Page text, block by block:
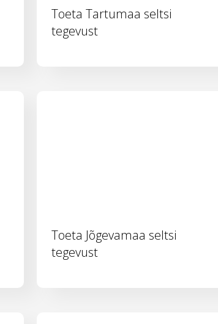
Toeta Tartumaa seltsi
tegevust
Toeta Jõgevamaa seltsi
tegevust